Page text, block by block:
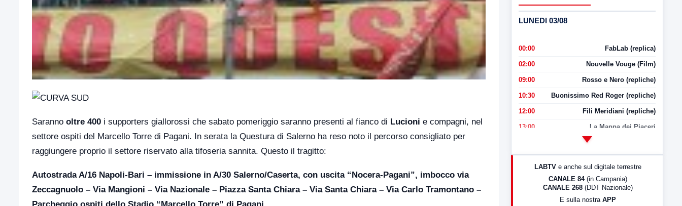
Saranno oltre 400 i supporters giallorossi che sabato pomeriggio saranno presenti al fianco di Lucioni e compagni, nel
settore ospiti del Marcello Torre di Pagani. In serata la Questura di Salerno ha reso noto il percorso consigliato per
raggiungere proprio il settore riservato alla tifoseria sannita. Questo il tragitto:
Autostrada A/16 Napoli-Bari – immissione in A/30 Salerno/Caserta, con uscita “Nocera-Pagani”, imbocco via
Zeccagnuolo – Via Mangioni – Via Nazionale – Piazza Santa Chiara – Via Santa Chiara – Via Carlo Tramontano –
LUNEDI 03/08
00:00 FabLab (replica)
02:00 Nouvelle Vouge (Film)
09:00 Rosso e Nero (repliche)
10:30 Buonissimo Red Roger (repliche)
12:00 Fili Meridiani (repliche)
13:00 La Mappa dei Piaceri
LabNews (Diretta)
LABTV e anche sul digitale terrestre
CANALE 84 (in Campania)
CANALE 268 (DDT Nazionale)
E sulla nostra APP